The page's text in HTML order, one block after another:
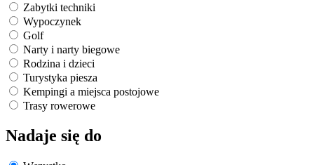
Zabytki techniki
Wypoczynek
Golf
Narty i narty biegowe
Rodzina i dzieci
Turystyka piesza
Kempingi a miejsca postojowe
Trasy rowerowe
Nadaje się do